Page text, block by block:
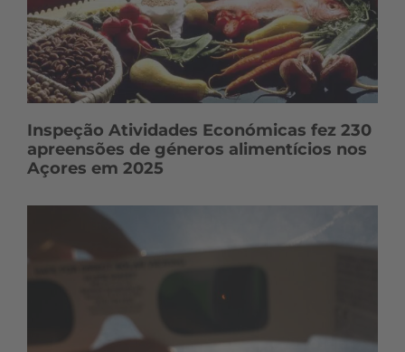
Inspeção Atividades Económicas fez 230
apreensões de géneros alimentícios nos
Açores em 2025